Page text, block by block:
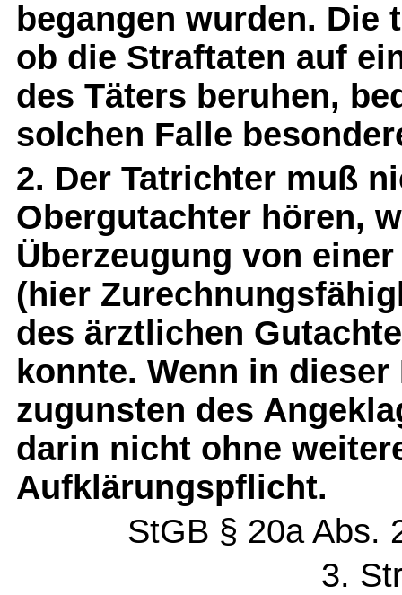
begangen wurden.
ob die Straftaten auf
des Täters beruhen,
solchen Falle
2. Der Tatrichter muß
Obergutachter hören,
Überzeugung von
(hier
des ärztlichen
konnte. Wenn in
zugunsten des
darin nicht ohne
Aufklärungspflicht.
StGB § 20a Abs.
3.